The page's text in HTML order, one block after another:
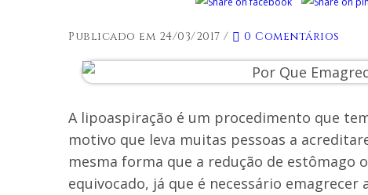
Publicado em 24/03/2017 / 0 Comentários
A lipoaspiração é um procedimento que
motivo que leva muitas pessoas a
mesma forma que a redução de estômago
equivocado, já que é necessário